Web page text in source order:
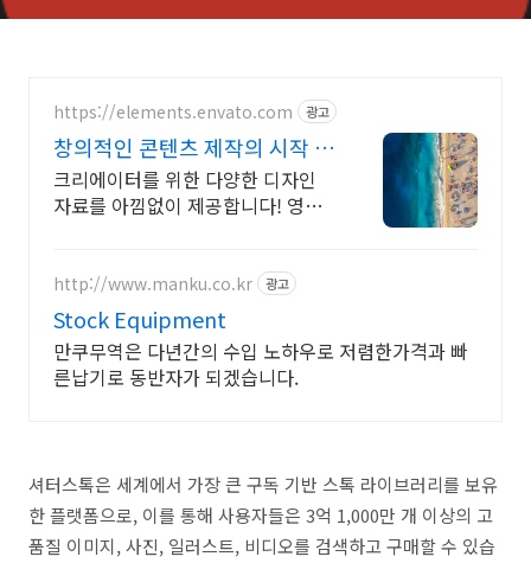
https://elements.envato.com 광고
창의적인 콘텐츠 제작의 시작 트
렌드를 이끄는 인기 콘텐츠
크리에이터를 위한 다양한 디자인
자료를 아낌없이 제공합니다! 영상
http://www.manku.co.kr 광고
Stock Equipment
만쿠무역은 다년간의 수입 노하우로 저렴한가격과 빠
른납기로 동반자가 되겠습니다.
셔터스톡은 세계에서 가장 큰 구독 기반 스톡 라이브러리를 보유
한 플랫폼으로, 이를 통해 사용자들은 3억 1,000만 개 이상의 고
품질 이미지, 사진, 일러스트, 비디오를 검색하고 구매할 수 있습